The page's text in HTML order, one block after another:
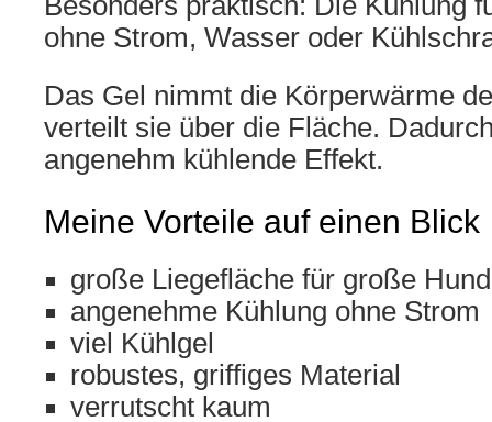
ohne Strom, Wasser oder
Das Gel nimmt die Körperwärme
verteilt sie über die Fläche.
angenehm kühlende Effekt.
Meine Vorteile auf einen Blick
große Liegefläche für große
angenehme Kühlung ohne Strom
viel Kühlgel
robustes, griffiges Material
verrutscht kaum